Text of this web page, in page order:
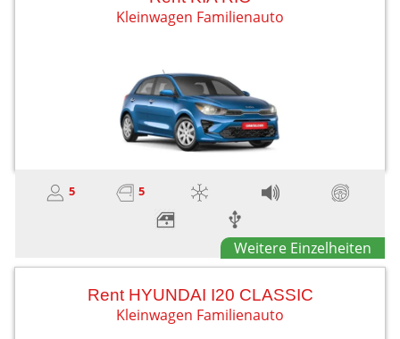
Kleinwagen Familienauto
5 5
Weitere Einzelheiten
Rent HYUNDAI I20 CLASSIC
Kleinwagen Familienauto